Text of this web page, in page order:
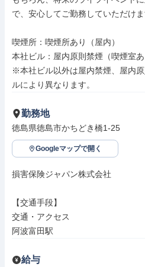
で、安心してご勤務していただけま
喫煙所：喫煙所あり（屋内）
本社ビル：屋内原則禁煙（喫煙室あ
※本社ビル以外は屋内禁煙、屋内
ルにより異なります。
勤務地
徳島県徳島市かちどき橋1-25
Googleマップで開く
損害保険ジャパン株式会社
【交通手段】
交通・アクセス
阿波富田駅
給与